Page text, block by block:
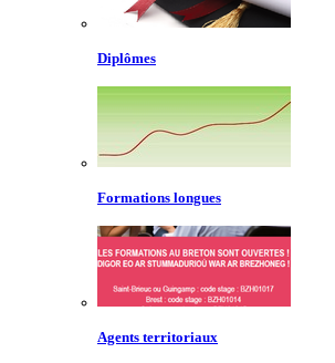
Diplômes
Formations longues
Agents territoriaux